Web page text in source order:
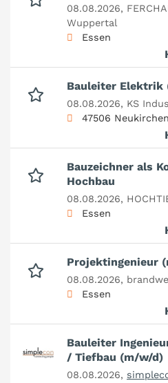
08.08.2026,
Wuppertal
Essen
Bauleiter Elektrik
08.08.2026, KS
47506
Bauzeichner als
Hochbau
08.08.2026,
Essen
Projektingenieur
08.08.2026,
Essen
Bauleiter
/ Tiefbau (m/w/d)
08.08.2026,